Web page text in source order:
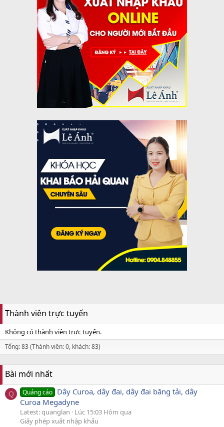
Thành viên trực tuyến
Không có thành viên trực tuyến.
Tổng: 83 (Thành viên: 0, khách: 83)
Bài mới nhất
Q Quảng cáo Dây Curoa, dây đai, dây đai băng tải, dây
Curoa Megadyne
Latest: quanglan
Lúc 15:03 Hôm qua
Giấy phép xuất nhập khẩu